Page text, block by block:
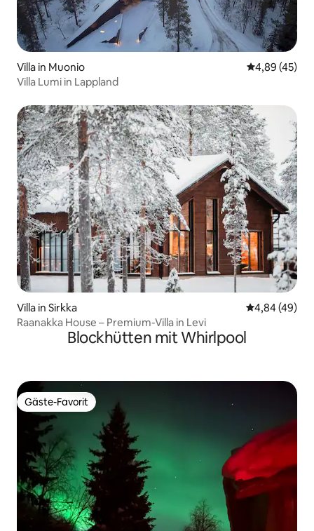
Villa in Muonio
4,89 (45)
Villa Lumi in Lappland
Villa in Sirkka
4,84 (49)
Raanakka House – Premium-Villa in Levi
Blockhütten mit Whirlpool
Gäste-Favorit
Gäste-Favorit